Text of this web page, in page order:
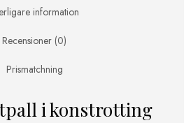
information
Recensioner (0)
Prismatchning
i konstrotting